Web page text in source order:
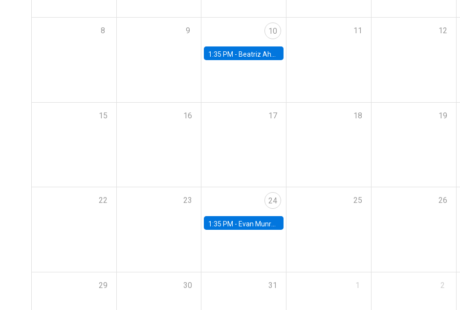
8 9 10
1:35 PM - Beatriz Ahumada, PhD candidate, Universidad de Pittsburgh
11 12
15 16 17 18 19
22 23 24
1:35 PM - Evan Munro, Neyman Visiting Assistant Professor in the Department of Statistics at UC Berkeley
25 26
29 30 31 1 2